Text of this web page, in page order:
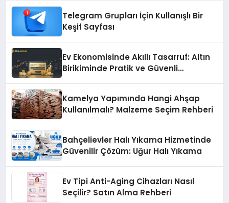
Telegram Grupları İçin Kullanışlı Bir
Keşif Sayfası
Ev Ekonomisinde Akıllı Tasarruf: Altın
Birikiminde Pratik ve Güvenli
Kamelya Yapımında Hangi Ahşap
Kullanılmalı? Malzeme Seçim Rehberi
Bahçelievler Halı Yıkama Hizmetinde
Güvenilir Çözüm: Uğur Halı Yıkama
Ev Tipi Anti-Aging Cihazları Nasıl
Seçilir? Satın Alma Rehberi